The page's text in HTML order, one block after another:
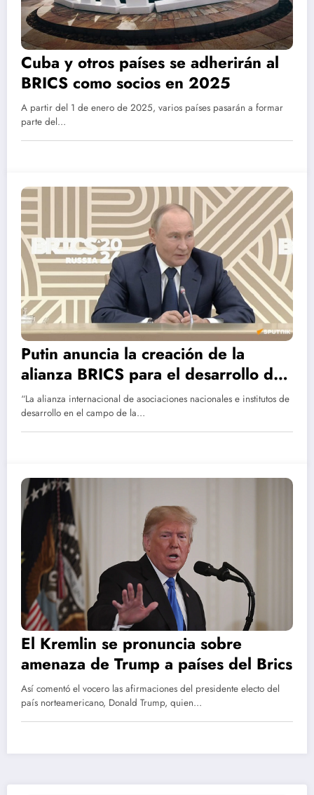
Cuba y otros países se adherirán al
BRICS como socios en 2025
A partir del 1 de enero de 2025, varios países pasarán a formar
parte del…
Putin anuncia la creación de la
alianza BRICS para el desarrollo de
la IA
“La alianza internacional de asociaciones nacionales e institutos de
desarrollo en el campo de la…
El Kremlin se pronuncia sobre
amenaza de Trump a países del Brics
Así comentó el vocero las afirmaciones del presidente electo del
país norteamericano, Donald Trump, quien…